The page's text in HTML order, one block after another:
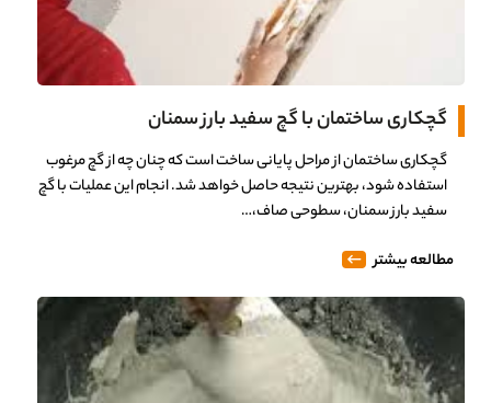
گچکاری ساختمان با گچ سفید بارز سمنان
گچکاری ساختمان از مراحل پایانی ساخت است که چنان چه از گچ مرغوب
استفاده شود، بهترین نتیجه حاصل خواهد شد. انجام این عملیات با گچ
سفید بارز سمنان، سطوحی صاف،…
مطالعه بیشتر